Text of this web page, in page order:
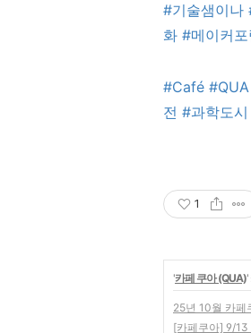
#기술샘이나
화 #메이커포
#Café #QUA
전 #과학도시
1
'카페 쿠아 (QUA)'
25년 10월 카페
[카페쿠아] 9/13